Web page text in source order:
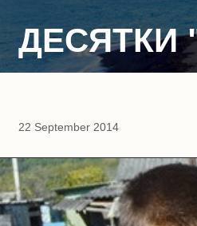
ДЕСЯТКИ
22 September 2014